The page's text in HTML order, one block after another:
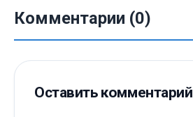
Комментарии (0)
Оставить комментарий